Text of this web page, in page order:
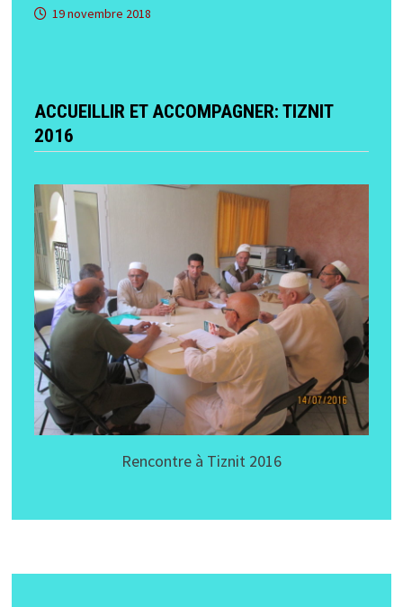
19 novembre 2018
ACCUEILLIR ET ACCOMPAGNER: TIZNIT
2016
Rencontre à Tiznit 2016